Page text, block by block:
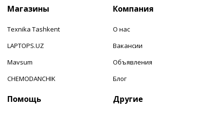
Магазины
Texnika Tashkent
LAPTOPS.UZ
Mavsum
CHEMODANCHIK
Компания
О нас
Вакансии
Объявления
Блог
Помощь Другие